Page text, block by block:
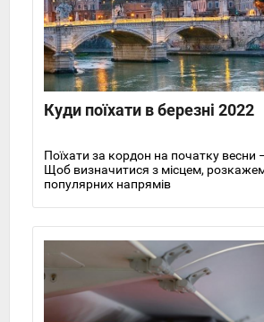
Куди поїхати в березні 2022
Поїхати за кордон на початку весни
Щоб визначитися з місцем,
популярних напрямів